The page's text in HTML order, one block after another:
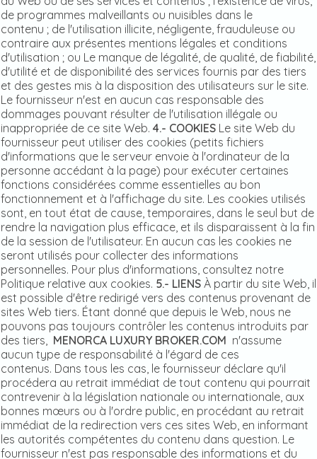
de programmes malveillants ou nuisibles dans le
contenu ; de l'utilisation illicite, négligente, frauduleuse ou
contraire aux présentes mentions légales et conditions
d'utilisation ; ou Le manque de légalité, de qualité, de fiabilité,
d'utilité et de disponibilité des services fournis par des tiers
et des gestes mis à la disposition des utilisateurs sur le site.
Le fournisseur n'est en aucun cas responsable des
dommages pouvant résulter de l'utilisation illégale ou
inappropriée de ce site Web. 4.- COOKIES Le site Web du
fournisseur peut utiliser des cookies (petits fichiers
d'informations que le serveur envoie à l'ordinateur de la
personne accédant à la page) pour exécuter certaines
fonctions considérées comme essentielles au bon
fonctionnement et à l'affichage du site. Les cookies utilisés
sont, en tout état de cause, temporaires, dans le seul but de
rendre la navigation plus efficace, et ils disparaissent à la fin
de la session de l'utilisateur. En aucun cas les cookies ne
seront utilisés pour collecter des informations
personnelles. Pour plus d'informations, consultez notre
Politique relative aux cookies. 5.- LIENS À partir du site Web, il
est possible d'être redirigé vers des contenus provenant de
sites Web tiers. Étant donné que depuis le Web, nous ne
pouvons pas toujours contrôler les contenus introduits par
des tiers, MENORCA LUXURY BROKER.COM n'assume
aucun type de responsabilité à l'égard de ces
contenus. Dans tous les cas, le fournisseur déclare qu'il
procédera au retrait immédiat de tout contenu qui pourrait
contrevenir à la législation nationale ou internationale, aux
bonnes mœurs ou à l'ordre public, en procédant au retrait
immédiat de la redirection vers ces sites Web, en informant
les autorités compétentes du contenu dans question. Le
fournisseur n'est pas responsable des informations et du